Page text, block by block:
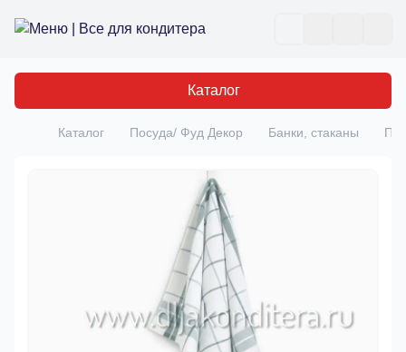
Все для кондитера
Каталог
Главная
Каталог Посуда/ Фуд Декор Банки, стаканы